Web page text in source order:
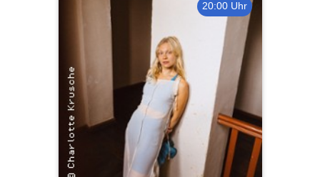
20:00 Uhr